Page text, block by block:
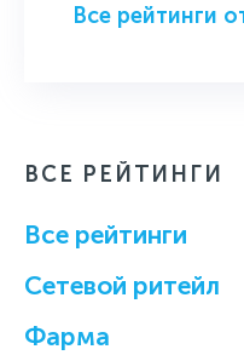
Все рейтинги
ВСЕ РЕЙТИНГИ
Все рейтинги
Cетевой ритейл
Фарма